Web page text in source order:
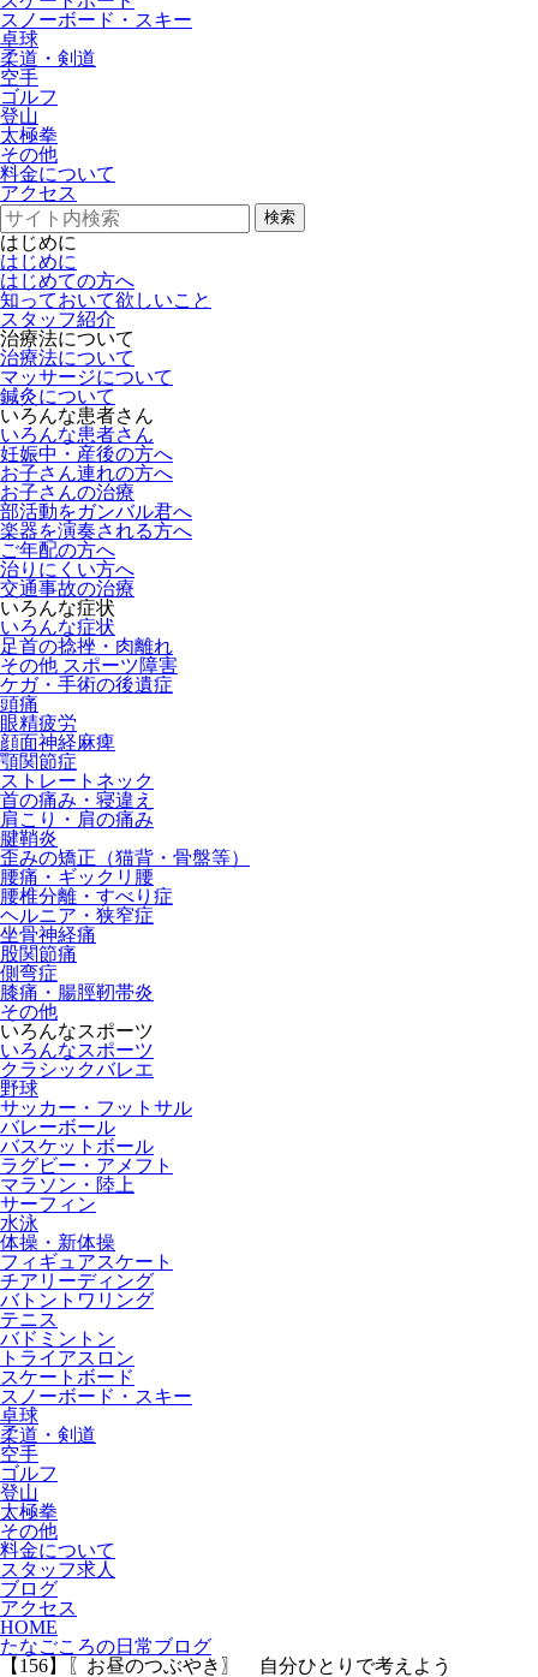
スノーボード・スキー
卓球
柔道・剣道
空手
ゴルフ
登山
太極拳
その他
料金について
アクセス
検索
はじめに
はじめに
はじめての方へ
知っておいて欲しいこと
スタッフ紹介
治療法について
治療法について
マッサージについて
鍼灸について
いろんな患者さん
いろんな患者さん
妊娠中・産後の方へ
お子さん連れの方へ
お子さんの治療
部活動をガンバル君へ
楽器を演奏される方へ
ご年配の方へ
治りにくい方へ
交通事故の治療
いろんな症状
いろんな症状
足首の捻挫・肉離れ
その他 スポーツ障害
ケガ・手術の後遺症
頭痛
眼精疲労
顔面神経麻痺
顎関節症
ストレートネック
首の痛み・寝違え
肩こり・肩の痛み
腱鞘炎
歪みの矯正（猫背・骨盤等）
腰痛・ギックリ腰
腰椎分離・すべり症
ヘルニア・狭窄症
坐骨神経痛
股関節痛
側弯症
膝痛・腸脛靭帯炎
その他
いろんなスポーツ
いろんなスポーツ
クラシックバレエ
野球
サッカー・フットサル
バレーボール
バスケットボール
ラグビー・アメフト
マラソン・陸上
サーフィン
水泳
体操・新体操
フィギュアスケート
チアリーディング
バトントワリング
テニス
バドミントン
トライアスロン
スケートボード
スノーボード・スキー
卓球
柔道・剣道
空手
ゴルフ
登山
太極拳
その他
料金について
スタッフ求人
ブログ
アクセス
HOME
たなごころの日常ブログ
【156】〖お昼のつぶやき〗 自分ひとりで考えよう